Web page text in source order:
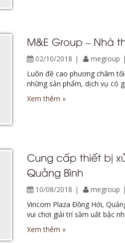
M&E Group – Nhà
02/10/2018 megroup
Luôn đề cao phương châm
những sản phẩm, dịch vụ có
Xem thêm »
Cung cấp thiết bị
Quảng Bình
10/08/2018 megroup
Vincom Plaza Đồng Hới,
vui chơi giải trí sầm uất bậc
Xem thêm »